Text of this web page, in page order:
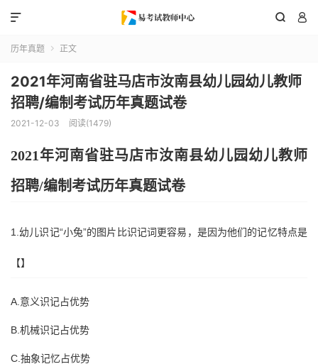
 

历年真题  正文
2021年河南省驻马店市汝南县幼儿园幼儿教师
招聘/编制考试历年真题试卷
2021-12-03 阅读(1479)
2021 年河南省驻马店市汝南县幼儿园幼儿教师
招聘/编制考试历年真题试卷
1.幼儿识记“小兔”的图片比识记词更容易，是因为他们的记忆特点是
【】
A.意义识记占优势
B.机械识记占优势
C.抽象记忆占优势